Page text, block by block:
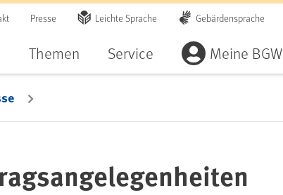
Presse Leichte Sprache Gebärdensprache
Themen Service Meine BGW